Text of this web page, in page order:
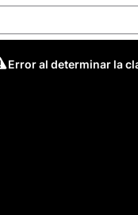
Error al determinar la